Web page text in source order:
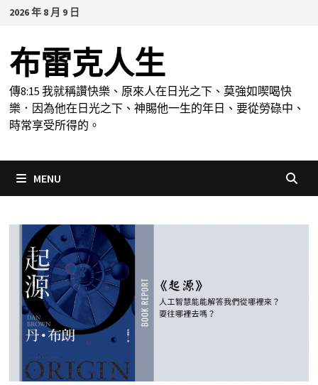
Skip
content
2026 年 8 月 9 日
布雷克人生
傳8:15 我就稱讚快樂、原來人在日光之下、莫強如喫喝快
樂．因為他在日光之下、神賜他一生的年日、要從勞碌中、
時常享受所得的。
MENU